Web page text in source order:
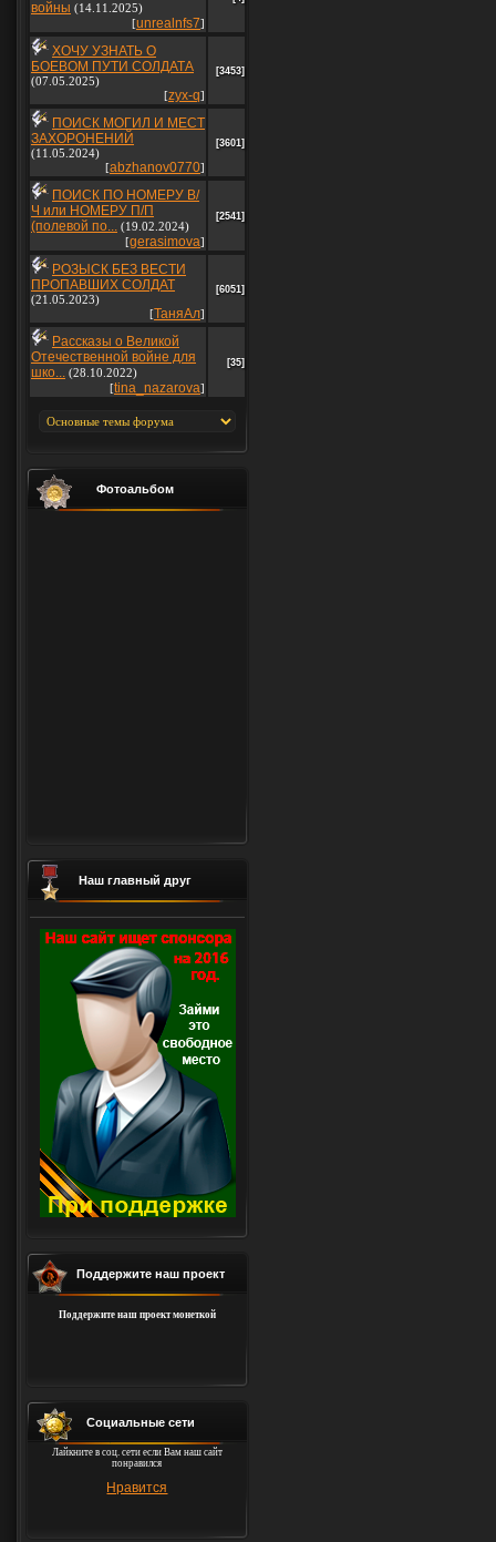
войны (14.11.2025)
[unrealnfs7]
ХОЧУ УЗНАТЬ О
БОЕВОМ ПУТИ СОЛДАТА
(07.05.2025)
[zyx-q]
[3453]
ПОИСК МОГИЛ И МЕСТ
ЗАХОРОНЕНИЙ
(11.05.2024)
[abzhanov0770]
[3601]
ПОИСК ПО НОМЕРУ В/
Ч или НОМЕРУ П/П
(полевой по... (19.02.2024)
[gerasimova]
[2541]
РОЗЫСК БЕЗ ВЕСТИ
ПРОПАВШИХ СОЛДАТ
(21.05.2023)
[ТаняАл]
[6051]
Рассказы о Великой
Отечественной войне для
шко... (28.10.2022)
[tina_nazarova]
[35]
Фотоальбом
Наш главный друг
Поддержите наш проект
Поддержите наш проект монеткой
Социальные сети
Лайкните в соц. сети если Вам наш сайт
понравился
Нравится